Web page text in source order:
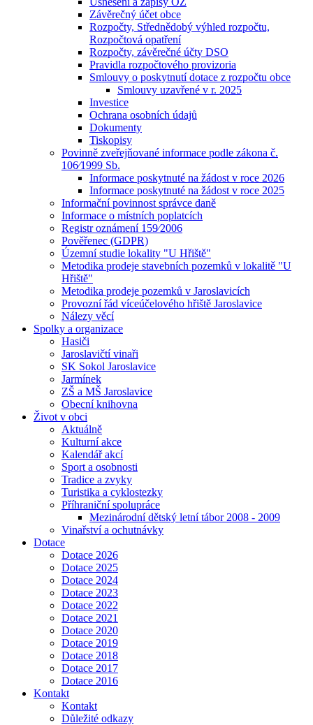
Závěrečný účet obce
Rozpočty, Střednědobý výhled rozpočtu,
Rozpočtová opatření
Rozpočty, závěrečné účty DSO
Pravidla rozpočtového provizoria
Smlouvy o poskytnutí dotace z rozpočtu obce
Smlouvy uzavřené v r. 2025
Investice
Ochrana osobních údajů
Dokumenty
Tiskopisy
Povinně zveřejňované informace podle zákona č.
106⁄1999 Sb.
Informace poskytnuté na žádost v roce 2026
Informace poskytnuté na žádost v roce 2025
Informační povinnost správce daně
Informace o místních poplatcích
Registr oznámení 159⁄2006
Pověřenec (GDPR)
Územní studie lokality "U Hřiště"
Metodika prodeje stavebních pozemků v lokalitě "U
Hřiště"
Metodika prodeje pozemků v Jaroslavicích
Provozní řád víceúčelového hřiště Jaroslavice
Nálezy věcí
Spolky a organizace
Hasiči
Jaroslavičtí vinaři
SK Sokol Jaroslavice
Jarmínek
ZŠ a MŠ Jaroslavice
Obecní knihovna
Život v obci
Aktuálně
Kulturní akce
Kalendář akcí
Sport a osobnosti
Tradice a zvyky
Turistika a cyklostezky
Příhraniční spolupráce
Mezinárodní dětský letní tábor 2008 - 2009
Vinařství a ochutnávky
Dotace
Dotace 2026
Dotace 2025
Dotace 2024
Dotace 2023
Dotace 2022
Dotace 2021
Dotace 2020
Dotace 2019
Dotace 2018
Dotace 2017
Dotace 2016
Kontakt
Kontakt
Důležité odkazy